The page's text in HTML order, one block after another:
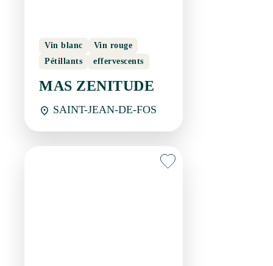
Vin blanc
Vin rouge
Pétillants
effervescents
MAS ZENITUDE
SAINT-JEAN-DE-FOS